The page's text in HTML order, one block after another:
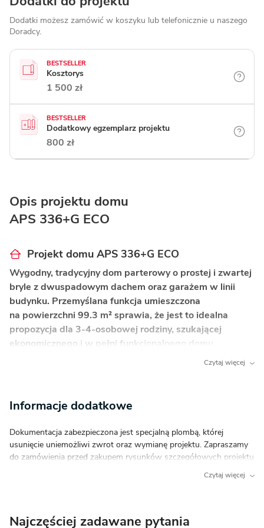
Dodatki możesz zamówić w koszyku lub telefonicznie u naszego
Doradcy.
BESTSELLER
Kosztorys
1 500 zł
BESTSELLER
Dodatkowy egzemplarz projektu
800 zł
Opis projektu domu
APS 336+G ECO
Projekt domu APS 336+G ECO
Wygodny, tradycyjny dom parterowy o prostej i zwartej
bryle z dwuspadowym dachem oraz garażem w linii
budynku. Przemyślana funkcja umieszczona
na powierzchni 99.3 m² sprawia, że jest to idealna
propozycja dla 3-4-osobowej rodziny, szukającej
ekonomicznego i w pełni funkcjonalnego domu.
Zapewnia doskonałe doświetlenie blatu roboczego
do przechowywania zapasów tuż pod ręką.
Kominek w salonie:
Tworzy wyjątkową, przytulną
i stanowi naturalne centrum domowego
Zadaszony podcień i taras:
Osłonięta przestrzeń
Czytaj więcej
Informacje dodatkowe
Dokumentacja zabezpieczona jest specjalną plombą, której
usunięcie uniemożliwi zwrot oraz wymianę projektu. Zapraszamy
do zamówienia przed zakupem rysunków szczegółowych projektu
projekt domu idealnie na nią pasuje. W dokumentacji znajduje się
zamówienia bez konieczności otwierania pełnej dokumentacji
Czytaj więcej
Najczęściej zadawane pytania